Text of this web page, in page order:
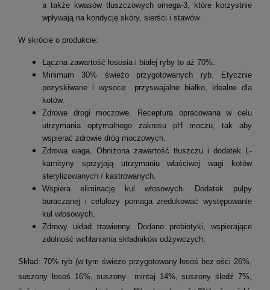
a także kwasów tłuszczowych omega-3, które korzystnie
wpływają na kondycję skóry, sierści i stawów.
W skrócie o produkcie:
Łączna zawartość łososia i białej ryby to aż 70%.
Minimum 30% świeżo przygotowanych ryb. Etycznie
pozyskiwane i wysoce przyswajalne białko, idealne dla
kotów.
Zdrowe drogi moczowe. Receptura opracowana w celu
utrzymania optymalnego zakresu pH moczu, tak aby
wspierać zdrowie dróg moczowych.
Zdrowa waga. Obniżona zawartość tłuszczu i dodatek L-
karnityny sprzyjają utrzymaniu właściwej wagi kotów
sterylizowanych / kastrowanych.
Wspiera eliminację kul włosowych. Dodatek pulpy
buraczanej i celulozy pomaga zredukować występowanie
kul włosowych.
Zdrowy układ trawienny. Dodano prebiotyki, wspierające
zdolność wchłaniania składników odżywczych.
Skład: 70% ryb (w tym świeżo przygotowany łosoś bez ości 26%,
suszony łosoś 16%, suszony mintaj 14%, suszony śledź 7%,